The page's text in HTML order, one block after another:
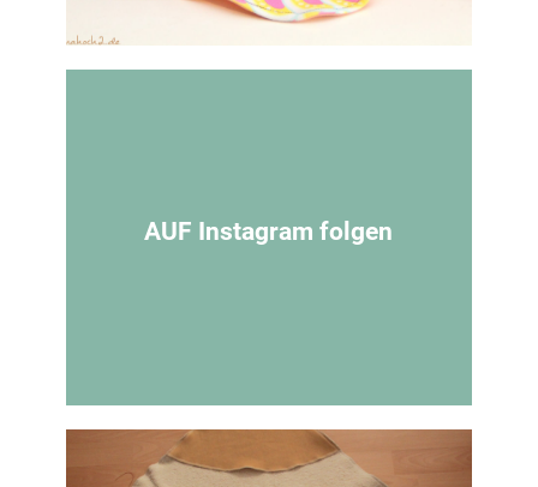
AUF Instagram folgen